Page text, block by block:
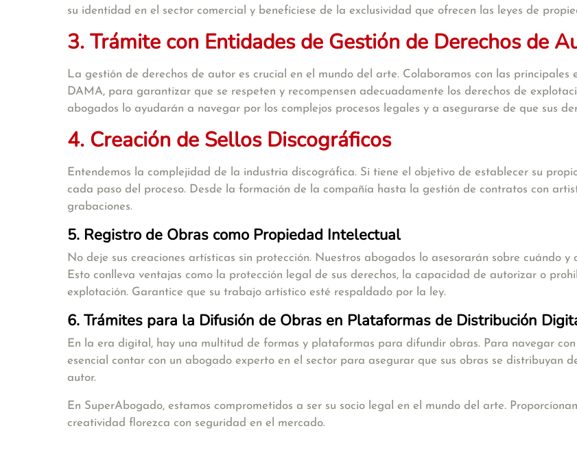
su identidad en el sector comercial y benefíciese de la exclusividad que ofrecen las leyes de
3. Trámite con Entidades de Gestión de Derechos de
La gestión de derechos de autor es crucial en el mundo del arte. Colaboramos con las principales
DAMA, para garantizar que se respeten y recompensen adecuadamente los derechos de
abogados lo ayudarán a navegar por los complejos procesos legales y a asegurarse de que sus
4. Creación de Sellos Discográficos
Entendemos la complejidad de la industria discográfica. Si tiene el objetivo de establecer su
cada paso del proceso. Desde la formación de la compañía hasta la gestión de contratos con
grabaciones.
5. Registro de Obras como Propiedad Intelectual
No deje sus creaciones artísticas sin protección. Nuestros abogados lo asesorarán sobre cuándo
Esto conlleva ventajas como la protección legal de sus derechos, la capacidad de autorizar o
explotación. Garantice que su trabajo artístico esté respaldado por la ley.
6. Trámites para la Difusión de Obras en Plataformas de Distribución
En la era digital, hay una multitud de formas y plataformas para difundir obras. Para navegar
esencial contar con un abogado experto en el sector para asegurar que sus obras se distribuyan
autor.
En SuperAbogado, estamos comprometidos a ser su socio legal en el mundo del arte.
creatividad florezca con seguridad en el mercado.